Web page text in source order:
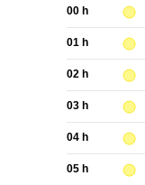
00 h
01 h
02 h
03 h
04 h
05 h